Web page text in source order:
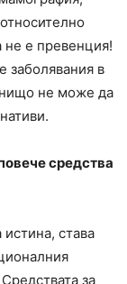
не е превенция!
заболявания в
нищо не може да
средства
става
за